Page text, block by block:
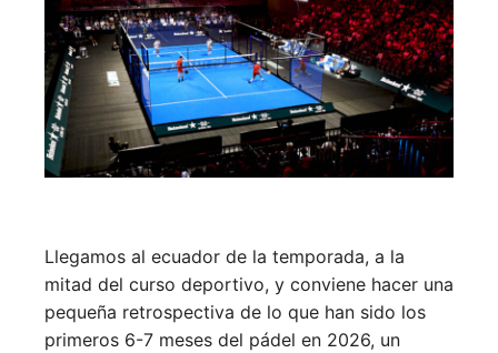
Llegamos al ecuador de la temporada, a la
mitad del curso deportivo, y conviene hacer una
pequeña retrospectiva de lo que han sido los
primeros 6-7 meses del pádel en 2026, un